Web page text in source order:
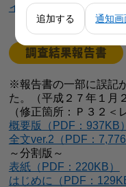
イメージ図ver.2（PDF
調査結果報告書
※報告書の一部に誤記
た。（平成２７年１月
（修正箇所：Ｐ３２＜
概要版（PDF：937KB）
全文ver.2（PDF：
～分割版～
表紙（PDF：220KB）
はじめに（PDF：
追加する 通知画